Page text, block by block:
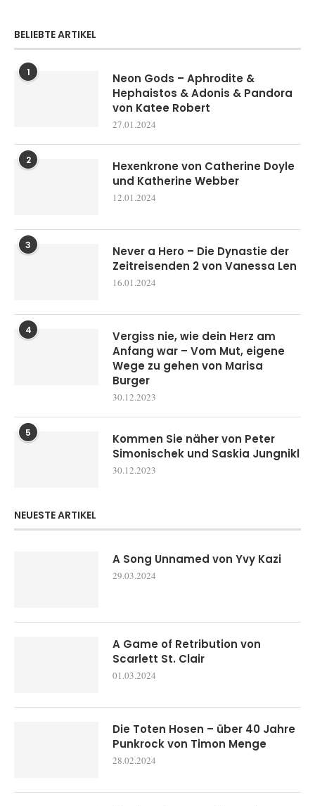
BELIEBTE ARTIKEL
1
Neon Gods – Aphrodite &
Hephaistos & Adonis & Pandora
von Katee Robert
27.01.2024
2
Hexenkrone von Catherine Doyle
und Katherine Webber
12.01.2024
3
Never a Hero – Die Dynastie der
Zeitreisenden 2 von Vanessa Len
16.01.2024
4
Vergiss nie, wie dein Herz am
Anfang war – Vom Mut, eigene
Wege zu gehen von Marisa
Burger
30.12.2023
5
Kommen Sie näher von Peter
Simonischek und Saskia Jungnikl
30.12.2023
NEUESTE ARTIKEL
A Song Unnamed von Yvy Kazi
29.03.2024
A Game of Retribution von
Scarlett St. Clair
01.03.2024
Die Toten Hosen – über 40 Jahre
Punkrock von Timon Menge
28.02.2024